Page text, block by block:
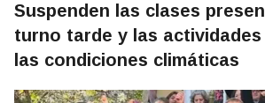
Suspenden las clases
turno tarde y las actividades
las condiciones climáticas